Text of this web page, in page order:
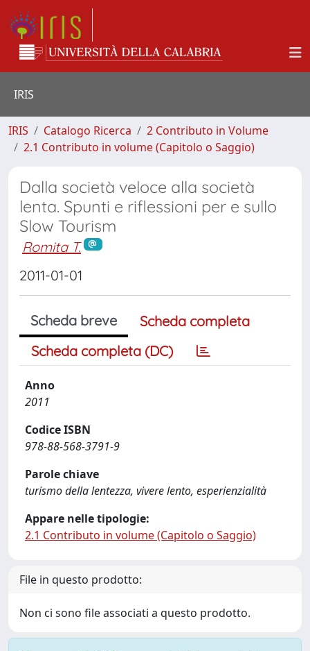
IRIS
IRIS Catalogo Ricerca
2 Contributo in Volume
2.1 Contributo in volume (Capitolo o Saggio)
Dalla società veloce alla società
lenta. Spunti e riflessioni per e sullo
Slow Tourism
Romita T.
2011-01-01
Scheda breve
Scheda completa
Scheda completa (DC)
Anno
2011
Codice ISBN
978-88-568-3791-9
Parole chiave
turismo della lentezza, vivere lento, esperienzialità
Appare nelle tipologie:
2.1 Contributo in volume (Capitolo o Saggio)
File in questo prodotto:
Non ci sono file associati a questo prodotto.